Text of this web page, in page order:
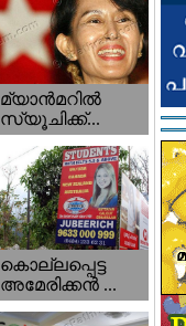
മ്യാന്‍‌മറില്‍
സ്യൂചിക്ക്...
കൊല്ലപ്പെട്ട
അമേരിക്കന്‍ ...